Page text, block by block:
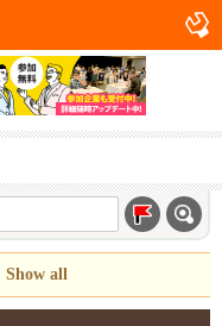
Show all